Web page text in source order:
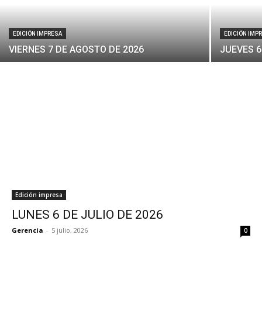
EDICIÓN IMPRESA
VIERNES 7 DE AGOSTO DE 2026
EDICIÓN
JUEVES
Edición impresa
LUNES 6 DE JULIO DE 2026
Gerencia - 5 julio, 2026 0